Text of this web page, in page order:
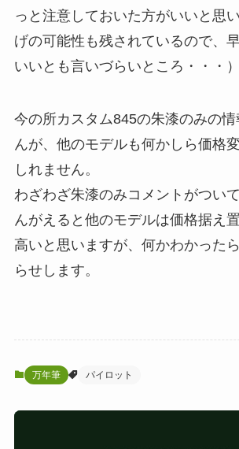
っと注意しておいた方がいいと思
げの可能性も残されているので、
いいとも言いづらいところ・・・）
今の所カスタム845の朱漆のみの
んが、他のモデルも何かしら価格
しれません。
わざわざ朱漆のみコメントがつい
んがえると他のモデルは価格据え
高いと思いますが、何かわかった
らせします。
万年筆 パイロット